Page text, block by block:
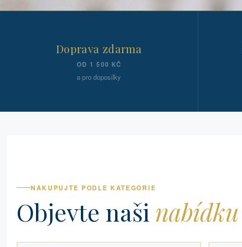
Doprava zdarma
OD 1 500 KČ
a pro doposílky
NAKUPUJTE PODLE KATEGORIE
Objevte naši nabídku